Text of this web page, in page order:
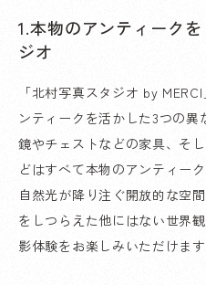
1.本物のアンティーク
ジオ
「北村写真スタジオ by
ンティークを活かした3つの
鏡やチェストなどの家具、そ
どはすべて本物のアンティー
自然光が降り注ぐ開放的な空
をしつらえた他にはない世界
影体験をお楽しみいただけます